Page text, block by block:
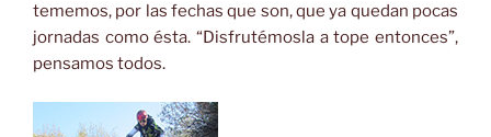
tememos, por las fechas que son, que ya quedan pocas
jornadas como ésta. “Disfrutémosla a tope entonces”,
pensamos todos.